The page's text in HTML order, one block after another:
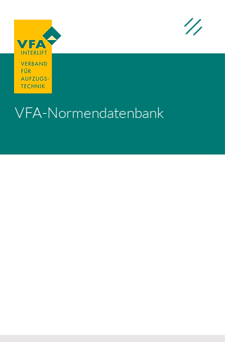
VFA-Normendatenbank